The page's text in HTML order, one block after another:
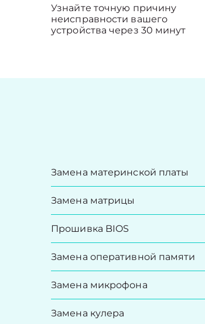
Узнайте точную причину
неисправности вашего
устройства через 30 минут
Замена материнской платы
Замена матрицы
Прошивка BIOS
Замена оперативной памяти
Замена микрофона
Замена кулера